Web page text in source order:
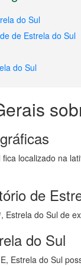
do Sul
de Estrela do Sul
do Sul
localizado na
de
Estrela do Sul de
do Sul
Estrela do Sul